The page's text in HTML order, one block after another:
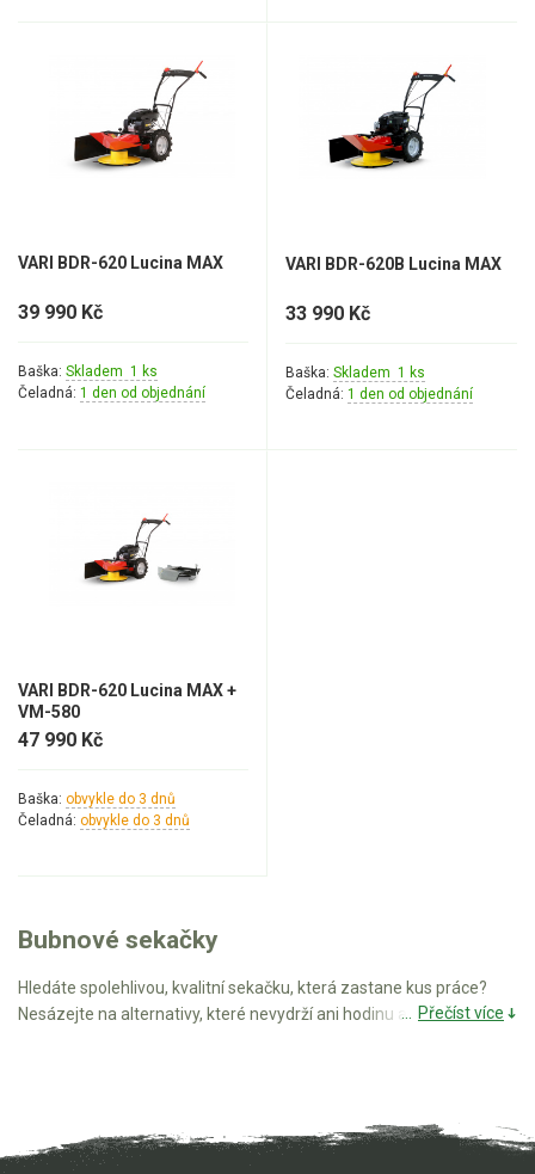
AKU zahradní technika
Aku křovinořezy a vyžínače
Aku AL-KO
Štípačka na dřevo
VARI multifunkční nosiče
Kultivátory
Nůžky na živý plot
Vysavače a foukače
Elektrické skútry
Elektrické tříkolky
VARI BDR-620 Lucina MAX
39 990 Kč
Baška: Skladem 1 ks
Čeladná: 1 den od objednání
VARI BDR-620B Lucina MAX
33 990 Kč
Baška: Skladem 1 ks
Čeladná: 1 den od objednání
VARI BDR-620 Lucina MAX +
VM-580
47 990 Kč
Baška: obvykle do 3 dnů
Čeladná: obvykle do 3 dnů
Bubnové sekačky
Hledáte spolehlivou, kvalitní sekačku, která zastane kus práce?
Nesázejte na alternativy, které nevydrží ani hodinu aktivní práce.
, které se dostávají v posledních letech do popředí
stejně jakorobotické sekačky.
Přečíst více